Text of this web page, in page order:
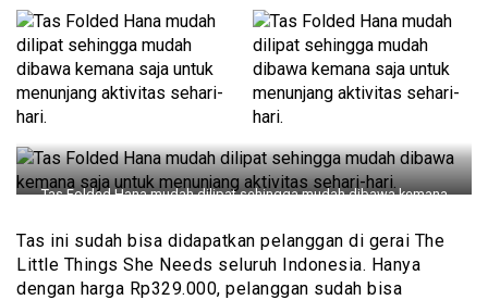
Tas Folded Hana mudah dilipat sehingga mudah dibawa kemana
Tas ini sudah bisa didapatkan pelanggan di gerai The
Little Things She Needs seluruh Indonesia. Hanya
dengan harga Rp329.000, pelanggan sudah bisa